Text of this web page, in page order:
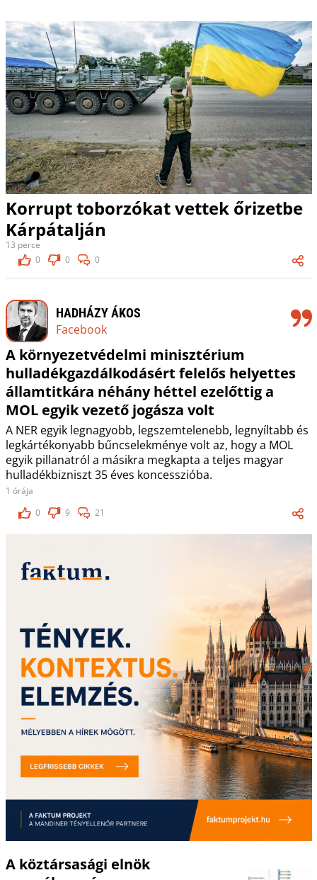
Korrupt toborzókat vettek őrizetbe
Kárpátalján
13 perce
0
0 0
HADHÁZY ÁKOS
Facebook
A környezetvédelmi minisztérium
hulladékgazdálkodásért felelős helyettes
államtitkára néhány héttel ezelőttig a
MOL egyik vezető jogásza volt
A NER egyik legnagyobb, legszemtelenebb, legnyíltabb és
legkártékonyabb bűncselekménye volt az, hogy a MOL
egyik pillanatról a másikra megkapta a teljes magyar
hulladékbizniszt 35 éves koncesszióba.
1 órája
0
9 21
A köztársasági elnök